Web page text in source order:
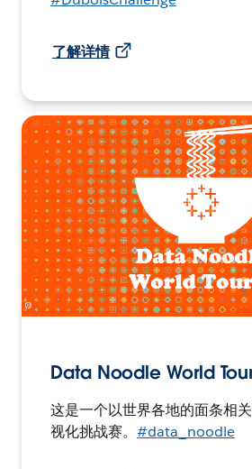
了解详情
Data Noodle World
这是一个以世界各地的面条相
视化挑战赛。 #data_noodle